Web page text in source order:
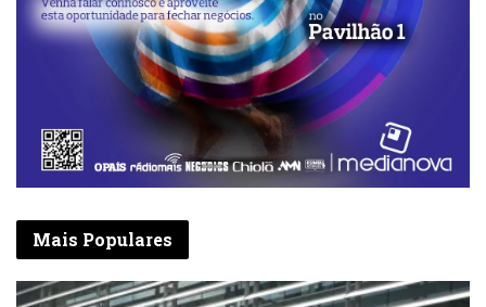
Mais Populares